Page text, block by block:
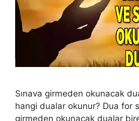
Sınava girmeden okunacak
hangi dualar okunur? Dua for
girmeden okunacak dualar